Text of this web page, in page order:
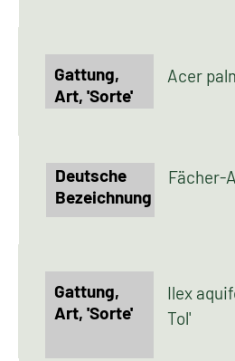
Acer
Fächer-
Ilex
Tol'